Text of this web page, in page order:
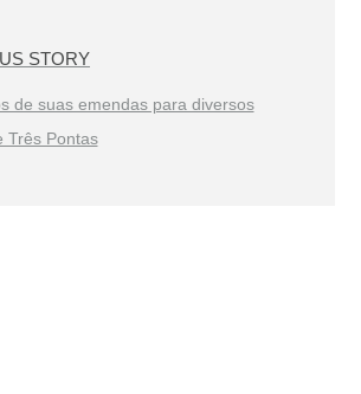
STORY
de suas emendas para diversos
Três Pontas